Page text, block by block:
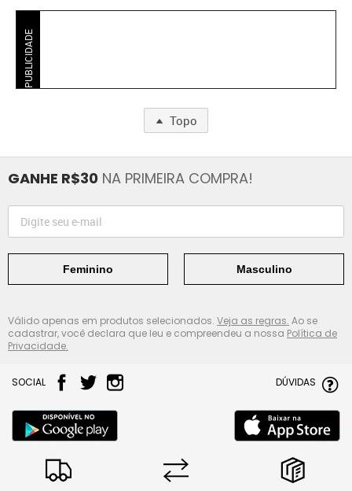
PUBLICIDADE
Topo
GANHE R$30 NA PRIMEIRA COMPRA!
Feminino Masculino
Válido apenas em produtos selecionados. Veja as regras. Ao se
cadastrar, você declara que leu e compreendeu a nossa Política de
Privacidade.
SOCIAL DÚVIDAS